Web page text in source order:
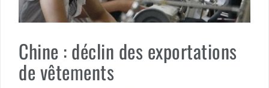
Chine : déclin des exportations
de vêtements